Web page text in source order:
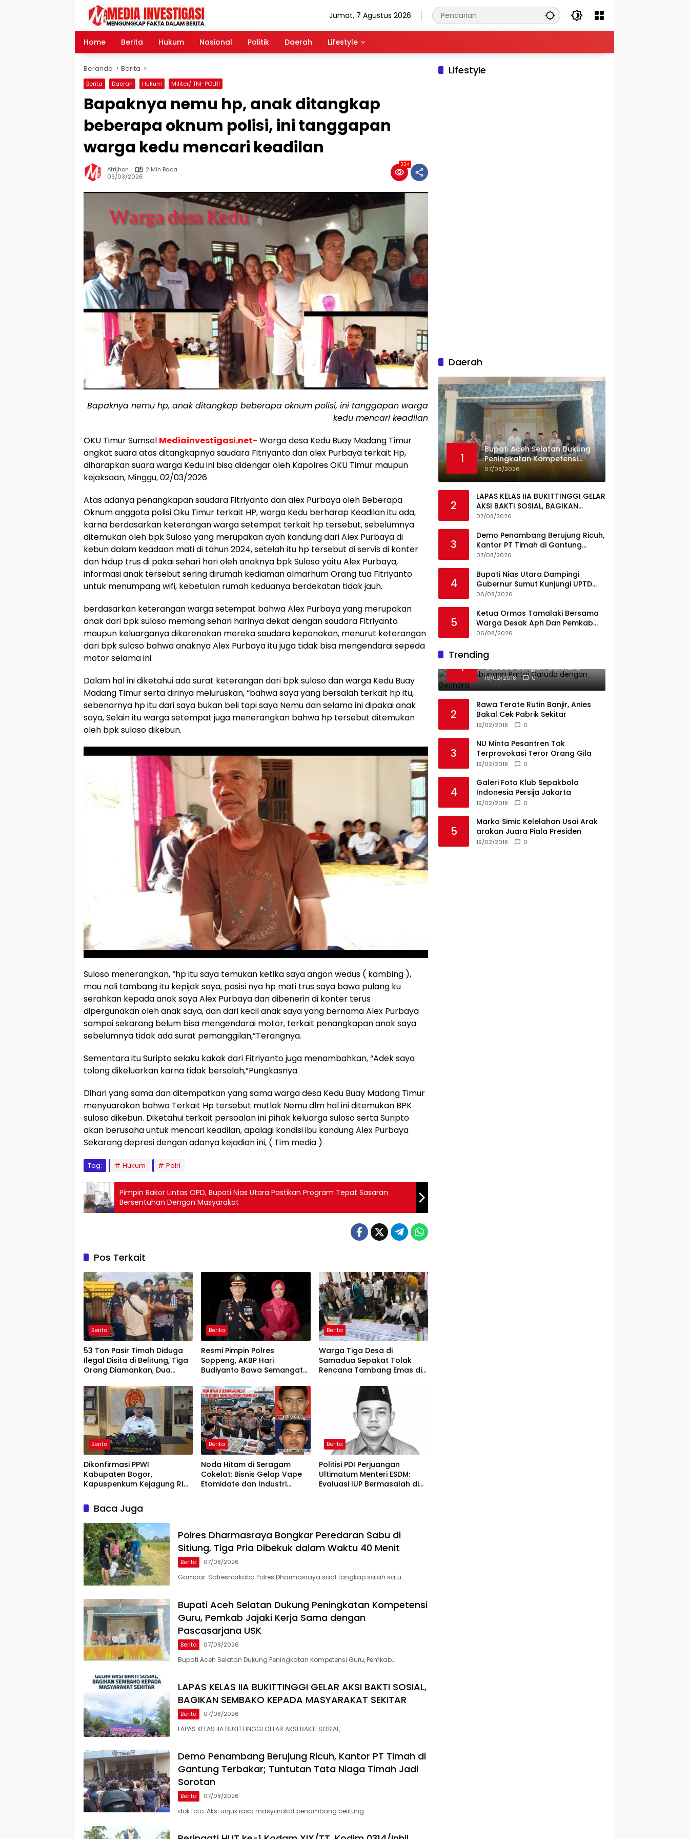
Jumat, 7 Agustus 2026
Home Berita Hukum Nasional Politik Daerah Lifestyle
Beranda Berita
Berita Daerah Hukum Militer/ TNI-POLRI
Bapaknya nemu hp, anak ditangkap
beberapa oknum polisi, ini tanggapan
warga kedu mencari keadilan
Atrijhon
2 Min Baca
03/03/2026
334
Bapaknya nemu hp, anak ditangkap beberapa oknum polisi, ini tanggapan warga
kedu mencari keadilan
OKU Timur Sumsel Mediainvestigasi.net- Warga desa Kedu Buay Madang Timur
angkat suara atas ditangkapnya saudara Fitriyanto dan alex Purbaya terkait Hp,
diharapkan suara warga Kedu ini bisa didengar oleh Kapolres OKU Timur maupun
kejaksaan, Minggu, 02/03/2026
Atas adanya penangkapan saudara Fitriyanto dan alex Purbaya oleh Beberapa
Oknum anggota polisi Oku Timur terkait HP, warga Kedu berharap Keadilan itu ada,
karna berdasarkan keterangan warga setempat terkait hp tersebut, sebelumnya
ditemukan oleh bpk Suloso yang merupakan ayah kandung dari Alex Purbaya di
kebun dalam keadaan mati di tahun 2024, setelah itu hp tersebut di servis di konter
dan hidup trus di pakai sehari hari oleh anaknya bpk Suloso yaitu Alex Purbaya,
informasi anak tersebut sering dirumah kediaman almarhum Orang tua Fitriyanto
untuk menumpang wifi, kebetulan rumah keduanya berdekatan tidak jauh.
berdasarkan keterangan warga setempat bahwa Alex Purbaya yang merupakan
anak dari bpk suloso memang sehari harinya dekat dengan saudara Fitriyanto
maupun keluarganya dikarenakan mereka saudara keponakan, menurut keterangan
dari bpk suloso bahwa anaknya Alex Purbaya itu juga tidak bisa mengendarai sepeda
motor selama ini.
Dalam hal ini diketahui ada surat keterangan dari bpk suloso dan warga Kedu Buay
Madang Timur serta dirinya meluruskan, “bahwa saya yang bersalah terkait hp itu,
sebenarnya hp itu dari saya bukan beli tapi saya Nemu dan selama ini dipakai anak
saya, Selain itu warga setempat juga menerangkan bahwa hp tersebut ditemukan
oleh bpk suloso dikebun.
Suloso menerangkan, “hp itu saya temukan ketika saya angon wedus ( kambing ),
mau nali tambang itu kepijak saya, posisi nya hp mati trus saya bawa pulang ku
serahkan kepada anak saya Alex Purbaya dan dibenerin di konter terus
dipergunakan oleh anak saya, dan dari kecil anak saya yang bernama Alex Purbaya
sampai sekarang belum bisa mengendarai motor, terkait penangkapan anak saya
sebelumnya tidak ada surat pemanggilan,”Terangnya.
Sementara itu Suripto selaku kakak dari Fitriyanto juga menambahkan, “Adek saya
tolong dikeluarkan karna tidak bersalah,”Pungkasnya.
Dihari yang sama dan ditempatkan yang sama warga desa Kedu Buay Madang Timur
menyuarakan bahwa Terkait Hp tersebut mutlak Nemu dlm hal ini ditemukan BPK
suloso dikebun. Diketahui terkait persoalan ini pihak keluarga suloso serta Suripto
akan berusaha untuk mencari keadilan, apalagi kondisi ibu kandung Alex Purbaya
Sekarang depresi dengan adanya kejadian ini, ( Tim media )
Tag: Hukum Polri
Pimpin Rakor Lintas OPD, Bupati Nias Utara Pastikan Program Tepat Sasaran
Bersentuhan Dengan Masyarakat
Pos Terkait
Berita
53 Ton Pasir Timah Diduga
Ilegal Disita di Belitung, Tiga
Orang Diamankan, Dua
Berita
Resmi Pimpin Polres
Soppeng, AKBP Hari
Budiyanto Bawa Semangat
Humanis
Berita
Warga Tiga Desa di
Samadua Sepakat Tolak
Rencana Tambang Emas di
Berita
Dikonfirmasi PPWI
Kabupaten Bogor,
Kapuspenkum Kejagung RI
Kabupaten Bogor Jalani
Pemeriksaan
Berita
Noda Hitam di Seragam
Cokelat: Bisnis Gelap Vape
Etomidate dan Industri
Berita
Politisi PDI Perjuangan
Ultimatum Menteri ESDM:
Evaluasi IUP Bermasalah di
Baca Juga
Polres Dharmasraya Bongkar Peredaran Sabu di
Sitiung, Tiga Pria Dibekuk dalam Waktu 40 Menit
Berita 07/08/2026
Gambar: Satresnarkoba Polres Dharmasraya saat tangkap salah satu…
Bupati Aceh Selatan Dukung Peningkatan Kompetensi
Guru, Pemkab Jajaki Kerja Sama dengan
Pascasarjana USK
Berita 07/08/2026
Bupati Aceh Selatan Dukung Peningkatan Kompetensi Guru, Pemkab…
LAPAS KELAS IIA BUKITTINGGI GELAR AKSI BAKTI SOSIAL,
BAGIKAN SEMBAKO KEPADA MASYARAKAT SEKITAR
Berita 07/08/2026
LAPAS KELAS IIA BUKITTINGGI GELAR AKSI BAKTI SOSIAL,…
Demo Penambang Berujung Ricuh, Kantor PT Timah di
Gantung Terbakar; Tuntutan Tata Niaga Timah Jadi
Sorotan
Berita 07/08/2026
dok foto: Aksi unjuk rasa masyarakat penambang belitung…
Lifestyle
Daerah
1
Bupati Aceh Selatan Dukung
Peningkatan Kompetensi
Guru, Pemkab Jajaki Kerja
Sama dengan Pascasarjana
07/08/2026
2
LAPAS KELAS IIA BUKITTINGGI GELAR
AKSI BAKTI SOSIAL, BAGIKAN
SEMBAKO KEPADA MASYARAKAT
07/08/2026
3
Demo Penambang Berujung Ricuh,
Kantor PT Timah di Gantung
Terbakar; Tuntutan Tata Niaga
07/08/2026
4
Bupati Nias Utara Dampingi
Gubernur Sumut Kunjungi UPTD
Puskesmas Lahewa
06/08/2026
5
Ketua Ormas Tamalaki Bersama
Warga Desak Aph Dan Pemkab
Konsel Tangkap Pelaku Angkut
PT KAP Melintas Jalan Umum
06/08/2026
Trending
1
Ini Dia Hubungan Partai
Garuda dengan Gerindra
19/02/2018 0
2
Rawa Terate Rutin Banjir, Anies
Bakal Cek Pabrik Sekitar
19/02/2018 0
3
NU Minta Pesantren Tak
Terprovokasi Teror Orang Gila
19/02/2018 0
4
Galeri Foto Klub Sepakbola
Indonesia Persija Jakarta
19/02/2018 0
5
Marko Simic Kelelahan Usai Arak
arakan Juara Piala Presiden
19/02/2018 0